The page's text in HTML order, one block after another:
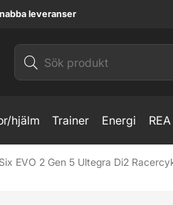
leveranser
hjälm Trainer Energi REA
EVO 2 Gen 5 Ultegra Di2